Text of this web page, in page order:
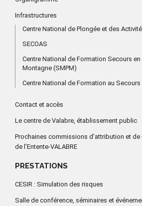
Infrastructures
Centre National de Plongée et des
SECOAS
Centre National de Formation Secours en
Montagne (SMPM)
Centre National de Formation au
Contact et accès
Le centre de Valabre, établissement public
Prochaines commissions d’attribution et
de l’Entente-VALABRE
PRESTATIONS
CESIR : Simulation des risques
Salle de conférence, séminaires et